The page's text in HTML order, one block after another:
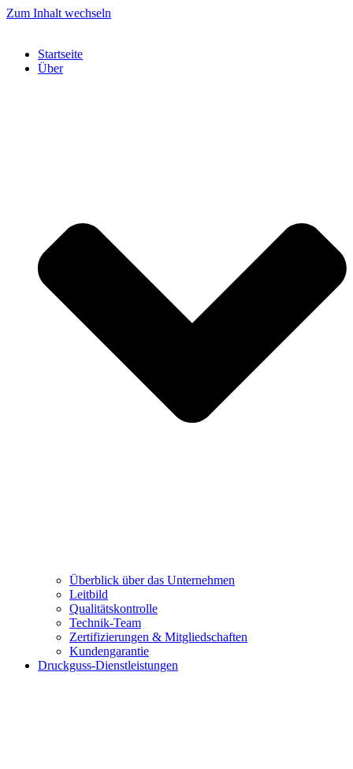
Zum Inhalt wechseln
Startseite
Über
Überblick über das Unternehmen
Leitbild
Qualitätskontrolle
Technik-Team
Zertifizierungen & Mitgliedschaften
Kundengarantie
Druckguss-Dienstleistungen